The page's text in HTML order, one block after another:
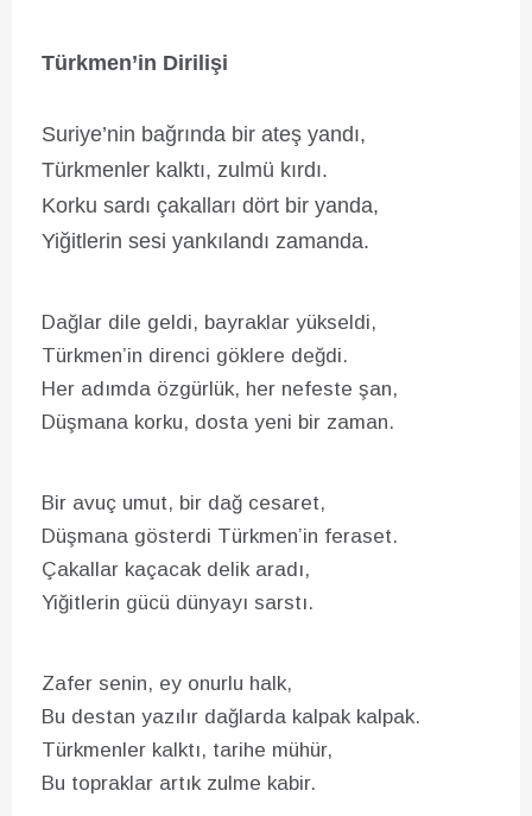
Türkmen’in Dirilişi
Suriye’nin bağrında bir ateş yandı,
Türkmenler kalktı, zulmü kırdı.
Korku sardı çakalları dört bir yanda,
Yiğitlerin sesi yankılandı zamanda.
Dağlar dile geldi, bayraklar yükseldi,
Türkmen’in direnci göklere değdi.
Her adımda özgürlük, her nefeste şan,
Düşmana korku, dosta yeni bir zaman.
Bir avuç umut, bir dağ cesaret,
Düşmana gösterdi Türkmen’in feraset.
Çakallar kaçacak delik aradı,
Yiğitlerin gücü dünyayı sarstı.
Zafer senin, ey onurlu halk,
Bu destan yazılır dağlarda kalpak kalpak.
Türkmenler kalktı, tarihe mühür,
Bu topraklar artık zulme kabir.